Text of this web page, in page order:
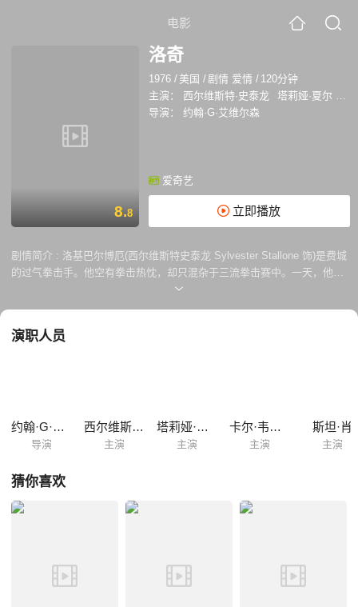
电影
8.8
洛奇
1976 / 美国 /剧情 爱情 / 120分钟
主演：
西尔维斯特·史泰龙 塔莉娅·夏尔
伯
导演：
约翰·G·艾维尔森
爱奇艺
立即播放
剧情简介 : 洛基巴尔博厄(西尔维斯特史泰龙 Sylvester Stallone 饰)是费城
的过气拳击手。他空有拳击热忱，却只混杂于三流拳击赛中。一天，他对
售货员艾黛丽安（塔里亚希雷Talia Shire 饰）一见倾心，虽然这个姑娘长
出者将获得15万美元的高额奖金。美国一个拳击巨星在比赛中受了伤，主
演职人员
约翰·G·艾维尔森
导演
西尔维斯特·史泰龙
主演
塔莉娅·夏尔
主演
卡尔·韦瑟斯
主演
斯坦·肖
主演
猜你喜欢